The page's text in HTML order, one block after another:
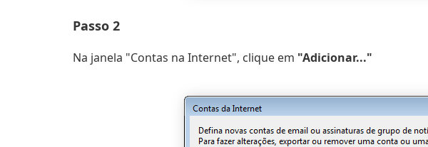
Passo 2
Na janela "Contas na Internet", clique em "Adicionar..."